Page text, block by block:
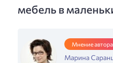
мебель в
Мнение автора
Марина